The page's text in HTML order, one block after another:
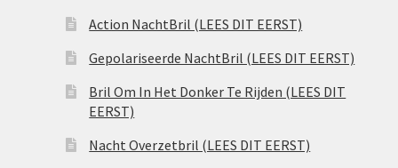
Action NachtBril (LEES DIT EERST)
Gepolariseerde NachtBril (LEES DIT EERST)
Bril Om In Het Donker Te Rijden (LEES DIT
EERST)
Nacht Overzetbril (LEES DIT EERST)